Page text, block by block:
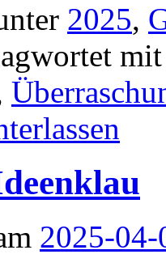
2025,
mit
2025-04-